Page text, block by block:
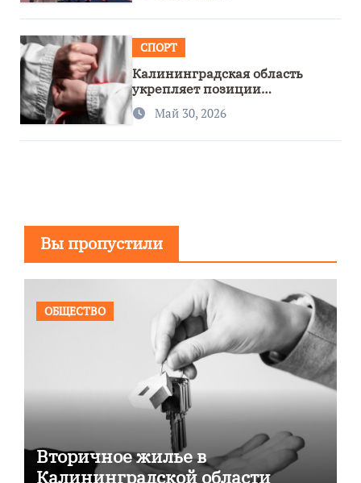
СПОРТ
Калининградская область
укрепляет позиции
спортивного региона
Май 30, 2026
Вы пропустили
ОБЩЕСТВО
Вторичное жилье в
Калининградской области